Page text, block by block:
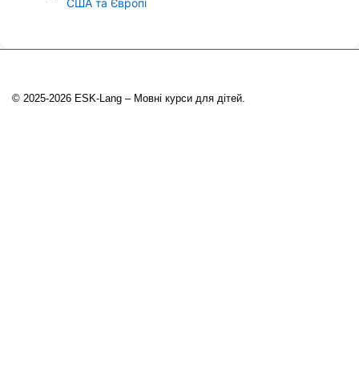
США та Європі
© 2025-2026 ESK-Lang – Мовні курси для дітей.